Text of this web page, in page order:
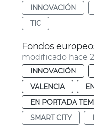
INNOVACIÓN
TIC
modificado hace
INNOVACIÓN
VALENCIA
EN PORTADA
SMART CITY